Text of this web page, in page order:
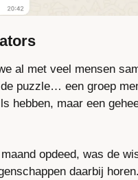
al met veel mensen
puzzle… een groep
hebben, maar een
opdeed, was de
daarbij